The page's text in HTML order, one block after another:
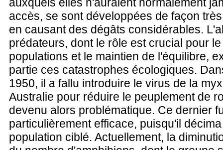
accès, se sont développées de façon
en causant des dégâts considérables.
prédateurs, dont le rôle est crucial pour
populations et le maintien de l'équilibre,
partie ces catastrophes écologiques.
1950, il a fallu introduire le virus de la
Australie pour réduire le peuplement de
devenu alors problématique. Ce dernier
particulièrement efficace, puisqu'il
population ciblé. Actuellement, la